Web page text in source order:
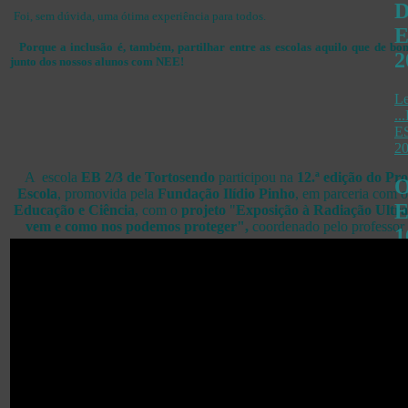
Foi, sem dúvida, uma ótima experiência para todos.
Porque a inclusão é, também, partilhar entre as escolas aquilo que de
junto dos nossos alunos com NEE!
A escola EB 2/3 de Tortosendo participou na 12.ª edição do
Escola, promovida pela Fundação Ilídio Pinho, em parceria com
Educação e Ciência, com o projeto "Exposição à Radiação
vem e como nos podemos proteger", coordenado pelo professor